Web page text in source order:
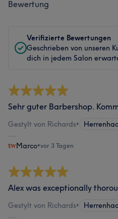
Bewertung
Verifizierte Bewertungen
Geschrieben von unseren
dich in jedem Salon
Sehr guter Barbershop.
Gestylt von Richards•
Marco•vor 3 Tagen
Alex was exceptionally
Gestylt von Richards•